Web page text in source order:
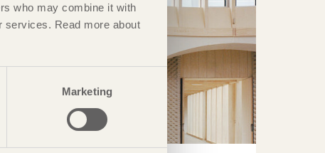
who may combine it with
services. Read more about
Marketing